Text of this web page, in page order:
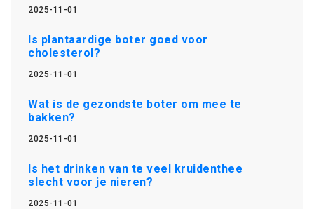
2025-11-01
Is plantaardige boter goed voor
cholesterol?
2025-11-01
Wat is de gezondste boter om mee te
bakken?
2025-11-01
Is het drinken van te veel kruidenthee
slecht voor je nieren?
2025-11-01